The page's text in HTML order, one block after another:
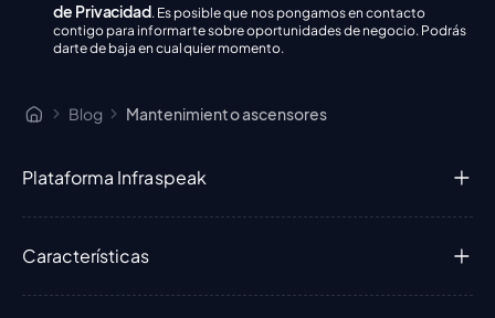
de Privacidad. Es posible que nos pongamos en contacto
contigo para informarte sobre oportunidades de negocio. Podrás
darte de baja en cualquier momento.
Blog Mantenimiento ascensores
Plataforma Infraspeak
Características